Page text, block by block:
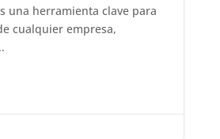
una herramienta clave para
cualquier empresa,